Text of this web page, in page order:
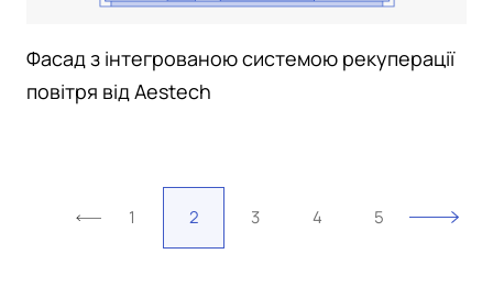
Фасад з інтегрованою системою рекуперації
повітря від Aestech
1 2 3 4 5